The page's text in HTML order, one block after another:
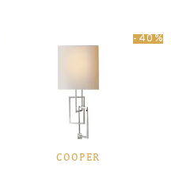
-40%
COOPER